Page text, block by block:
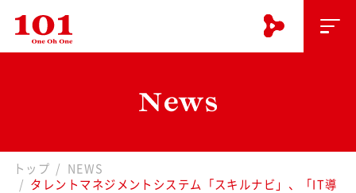
トップ
NEWS
タレントマネジメントシステム「スキルナビ」、「IT導